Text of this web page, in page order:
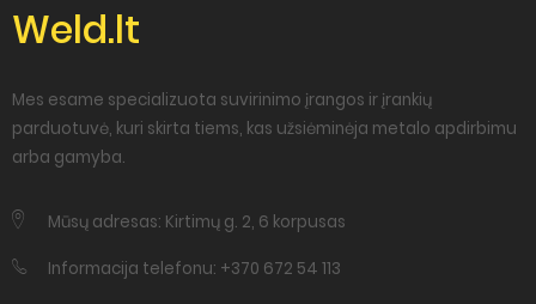
Weld.lt
Mes esame specializuota suvirinimo įrangos ir įrankių
parduotuvė, kuri skirta tiems, kas užsiėminėja metalo apdirbimu
arba gamyba.
Mūsų adresas: Kirtimų g. 2, 6 korpusas
Informacija telefonu: +370 672 54 113